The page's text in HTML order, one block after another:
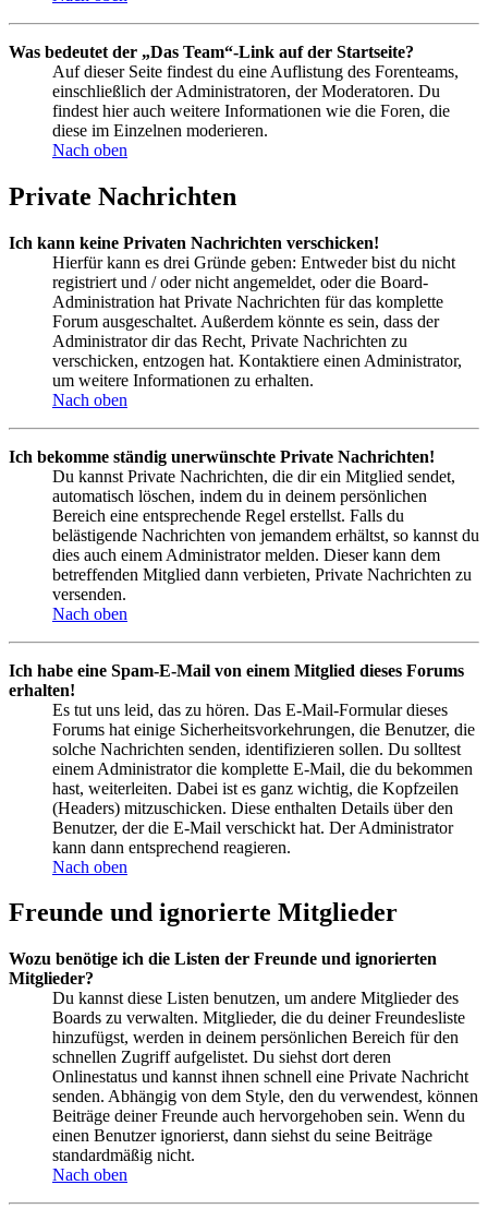
Was bedeutet der „Das Team“-Link auf der Startseite?
Auf dieser Seite findest du eine Auflistung des Forenteams,
einschließlich der Administratoren, der Moderatoren. Du
findest hier auch weitere Informationen wie die Foren, die
diese im Einzelnen moderieren.
Nach oben
Private Nachrichten
Ich kann keine Privaten Nachrichten verschicken!
Hierfür kann es drei Gründe geben: Entweder bist du nicht
registriert und / oder nicht angemeldet, oder die Board-
Administration hat Private Nachrichten für das komplette
Forum ausgeschaltet. Außerdem könnte es sein, dass der
Administrator dir das Recht, Private Nachrichten zu
verschicken, entzogen hat. Kontaktiere einen Administrator,
um weitere Informationen zu erhalten.
Nach oben
Ich bekomme ständig unerwünschte Private Nachrichten!
Du kannst Private Nachrichten, die dir ein Mitglied sendet,
automatisch löschen, indem du in deinem persönlichen
Bereich eine entsprechende Regel erstellst. Falls du
belästigende Nachrichten von jemandem erhältst, so kannst du
dies auch einem Administrator melden. Dieser kann dem
betreffenden Mitglied dann verbieten, Private Nachrichten zu
versenden.
Nach oben
Ich habe eine Spam-E-Mail von einem Mitglied dieses Forums
erhalten!
Es tut uns leid, das zu hören. Das E-Mail-Formular dieses
Forums hat einige Sicherheitsvorkehrungen, die Benutzer, die
solche Nachrichten senden, identifizieren sollen. Du solltest
einem Administrator die komplette E-Mail, die du bekommen
hast, weiterleiten. Dabei ist es ganz wichtig, die Kopfzeilen
(Headers) mitzuschicken. Diese enthalten Details über den
Benutzer, der die E-Mail verschickt hat. Der Administrator
kann dann entsprechend reagieren.
Nach oben
Freunde und ignorierte Mitglieder
Wozu benötige ich die Listen der Freunde und ignorierten
Mitglieder?
Du kannst diese Listen benutzen, um andere Mitglieder des
Boards zu verwalten. Mitglieder, die du deiner Freundesliste
hinzufügst, werden in deinem persönlichen Bereich für den
schnellen Zugriff aufgelistet. Du siehst dort deren
Onlinestatus und kannst ihnen schnell eine Private Nachricht
senden. Abhängig von dem Style, den du verwendest, können
Beiträge deiner Freunde auch hervorgehoben sein. Wenn du
einen Benutzer ignorierst, dann siehst du seine Beiträge
standardmäßig nicht.
Nach oben